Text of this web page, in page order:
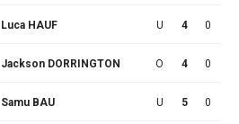
Luca HAUF U 4 0
Jackson DORRINGTON O 4 0
Samu BAU U 5 0